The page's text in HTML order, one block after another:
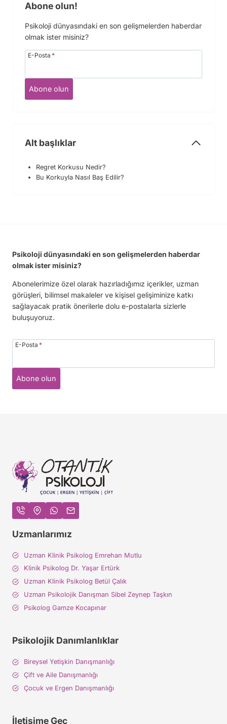
Abone olun!
Psikoloji dünyasındaki en son gelişmelerden haberdar
olmak ister misiniz?
E-Posta *
Abone olun
Alt başlıklar
Regret Korkusu Nedir?
Bu Korkuyla Nasıl Baş Edilir?
Psikoloji dünyasındaki en son gelişmelerden haberdar
olmak ister misiniz?
Abonelerimize özel olarak hazırladığımız içerikler, uzman
görüşleri, bilimsel makaleler ve kişisel gelişiminize katkı
sağlayacak pratik önerilerle dolu e-postalarla sizlerle
buluşuyoruz.
E-Posta *
Abone olun
Uzmanlarımız
Uzman Klinik Psikolog Emrehan Mutlu
Klinik Psikolog Dr. Yaşar Ertürk
Uzman Klinik Psikolog Betül Çalık
Uzman Psikolojik Danışman Sibel Zeynep Taşkın
Psikolog Gamze Kocapınar
Psikolojik Danımlanlıklar
Bireysel Yetişkin Danışmanlığı
Çift ve Aile Danışmanlığı
Çocuk ve Ergen Danışmanlığı
İletişime Geç